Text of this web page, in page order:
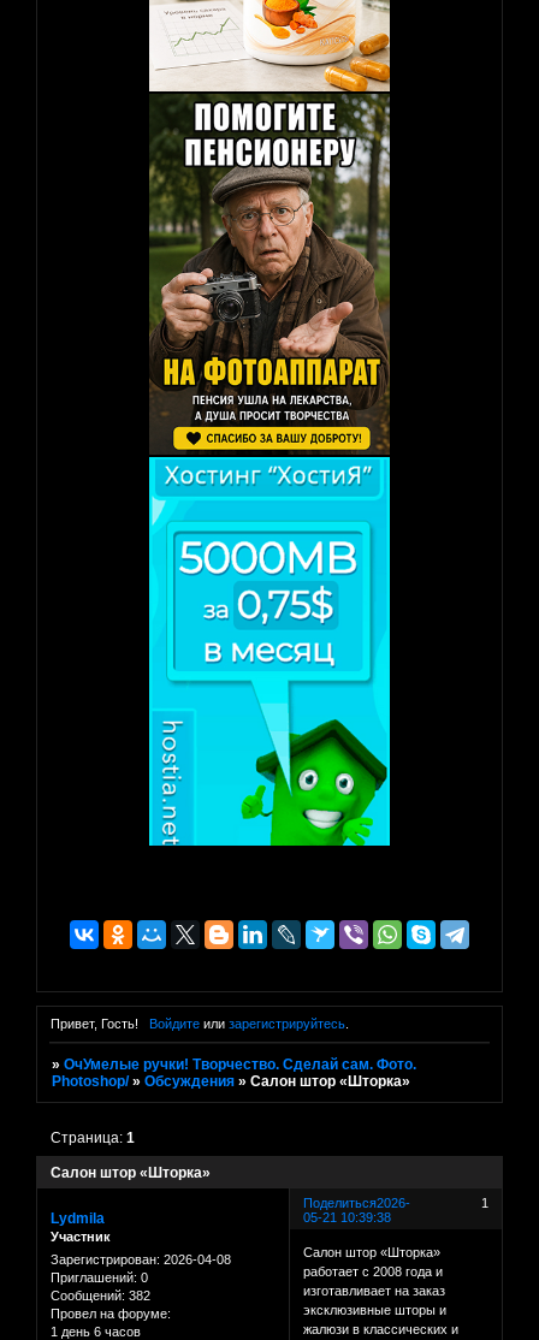
Привет, Гость! Войдитеили зарегистрируйтесь.
»ОчУмелые ручки! Творчество. Сделай сам. Фото.
Photoshop/ »Обсуждения »Салон штор «Шторка»
Салон штор «Шторка»
Страница:1
Поделиться 1
2026-
05-21 10:39:38
Lydmila
Участник
Зарегистрирован: 2026-04-08
Приглашений: 0
Сообщений: 382
Провел на форуме:
1 день 6 часов
Салон штор «Шторка»
работает с 2008 года и
изготавливает на заказ
эксклюзивные шторы и
жалюзи в классических и